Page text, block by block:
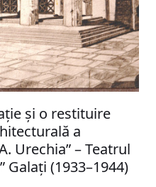
și o restituire
a
Urechia” – Teatrul
Galați (1933–1944)